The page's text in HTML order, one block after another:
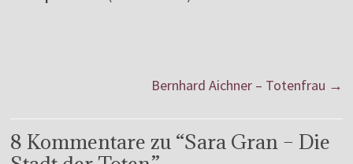
Bernhard Aichner – Totenfrau →
8 Kommentare zu “Sara Gran – Die